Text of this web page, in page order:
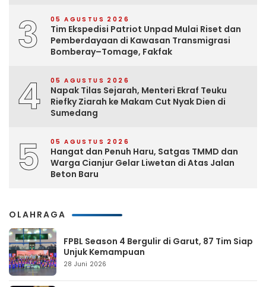
3 05 AGUSTUS 2026
Tim Ekspedisi Patriot Unpad Mulai Riset dan
Pemberdayaan di Kawasan Transmigrasi
Bomberay–Tomage, Fakfak
4 05 AGUSTUS 2026
Napak Tilas Sejarah, Menteri Ekraf Teuku
Riefky Ziarah ke Makam Cut Nyak Dien di
Sumedang
5 05 AGUSTUS 2026
Hangat dan Penuh Haru, Satgas TMMD dan
Warga Cianjur Gelar Liwetan di Atas Jalan
Beton Baru
OLAHRAGA
FPBL Season 4 Bergulir di Garut, 87 Tim Siap
Unjuk Kemampuan
28 Juni 2026